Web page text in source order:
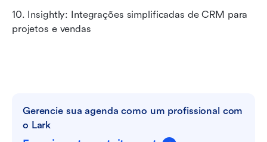
10. Insightly: Integrações simplificadas de CRM para
projetos e vendas
Gerencie sua agenda como um profissional com
o Lark